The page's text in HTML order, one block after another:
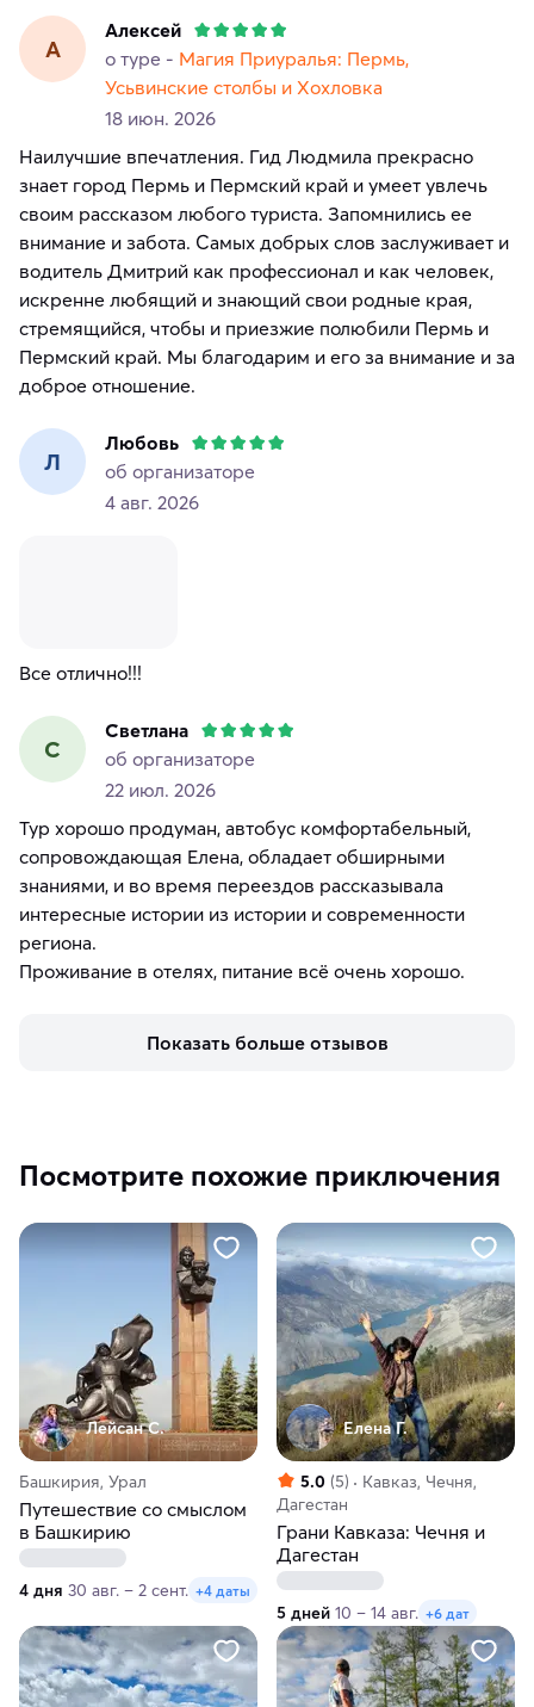
А
Алексей
о туре - Магия Приуралья: Пермь,
Усьвинские столбы и Хохловка
18 июн. 2026
Наилучшие впечатления. Гид Людмила прекрасно
знает город Пермь и Пермский край и умеет увлечь
своим рассказом любого туриста. Запомнились ее
внимание и забота. Самых добрых слов заслуживает и
водитель Дмитрий как профессионал и как человек,
искренне любящий и знающий свои родные края,
стремящийся, чтобы и приезжие полюбили Пермь и
Пермский край. Мы благодарим и его за внимание и за
доброе отношение.
Л
Любовь
об организаторе
4 авг. 2026
Все отлично!!!
С
Светлана
об организаторе
22 июл. 2026
Тур хорошо продуман, автобус комфортабельный,
сопровождающая Елена, обладает обширными
знаниями, и во время переездов рассказывала
интересные истории из истории и современности
региона.
Проживание в отелях, питание всё очень хорошо.
Показать больше отзывов
Посмотрите похожие приключения
Лейсан С.
Башкирия, Урал
Путешествие со смыслом
в Башкирию
4 дня 30 авг. – 2 сент. +4 даты
Елена Г.
5.0 (5)
Кавказ, Чечня,
Дагестан
Грани Кавказа: Чечня и
Дагестан
5 дней 10 – 14 авг. +6 дат